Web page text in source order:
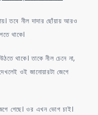
তবে নীল দাদার ছোঁয়ায় আরও
থাকে।
থাকে। তাকে নীল চেনে না,
ওই জানোয়ারটা জেগে
গেছে। ওর এখন ভোগ চাই।